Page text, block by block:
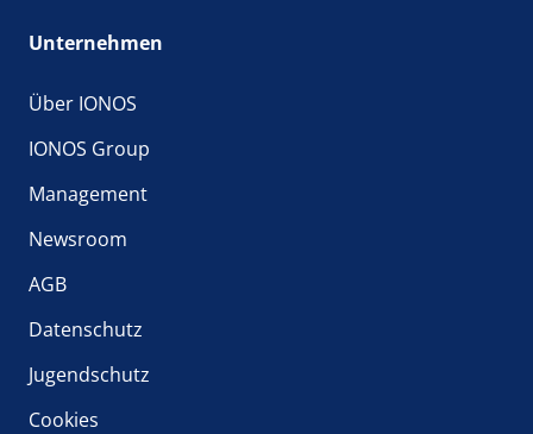
Unternehmen
Über IONOS
IONOS Group
Management
Newsroom
AGB
Datenschutz
Jugendschutz
Cookies